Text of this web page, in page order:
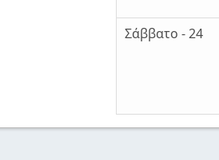
Σάββατο - 24